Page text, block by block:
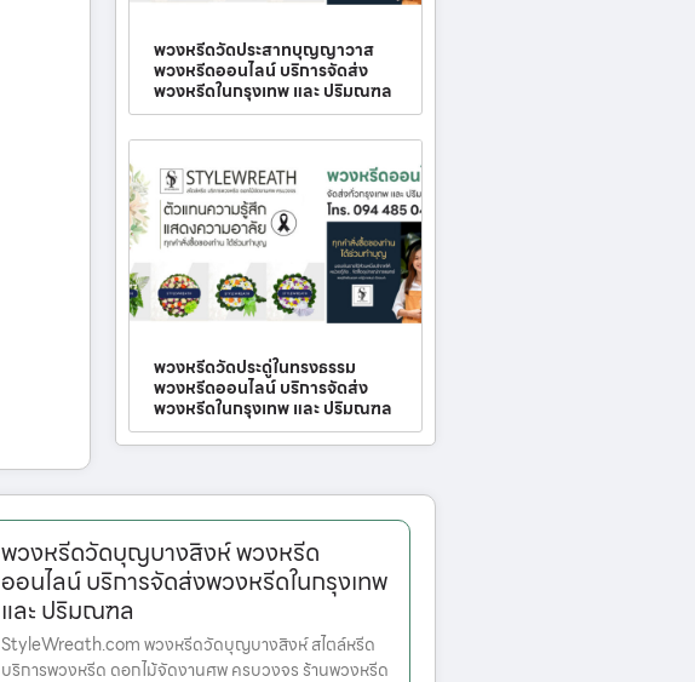
พวงหรีดวัดประสาทบุญญาวาส
พวงหรีดออนไลน์ บริการจัดส่ง
พวงหรีดในกรุงเทพ และ ปริมณฑล
พวงหรีดวัดประดู่ในทรงธรรม
พวงหรีดออนไลน์ บริการจัดส่ง
พวงหรีดในกรุงเทพ และ ปริมณฑล
พวงหรีดวัดบุญบางสิงห์ พวงหรีด
ออนไลน์ บริการจัดส่งพวงหรีดในกรุงเทพ
และ ปริมณฑล
StyleWreath.com พวงหรีดวัดบุญบางสิงห์ สไตล์หรีด
บริการพวงหรีด ดอกไม้จัดงานศพ ครบวงจร ร้านพวงหรีด